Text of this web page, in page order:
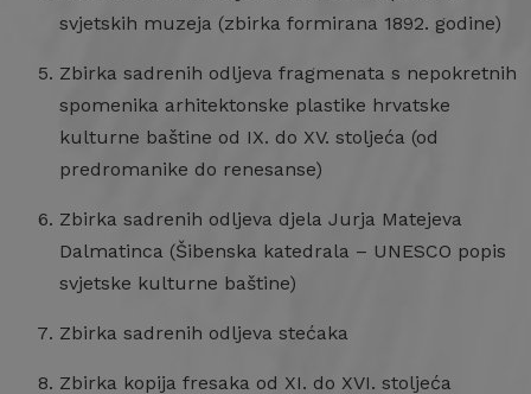
svjetskih muzeja (zbirka formirana 1892. godine)
Zbirka sadrenih odljeva fragmenata s nepokretnih
spomenika arhitektonske plastike hrvatske
kulturne baštine od IX. do XV. stoljeća (od
predromanike do renesanse)
Zbirka sadrenih odljeva djela Jurja Matejeva
Dalmatinca (Šibenska katedrala – UNESCO popis
svjetske kulturne baštine)
Zbirka sadrenih odljeva stećaka
Zbirka kopija fresaka od XI. do XVI. stoljeća